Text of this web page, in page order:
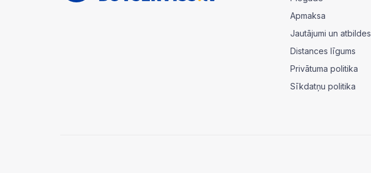
Apmaksa
Jautājumi un atbildes
Distances līgums
Privātuma politika
Sīkdatņu politika